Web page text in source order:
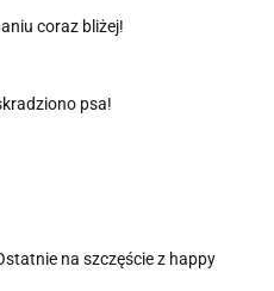
coraz bliżej!
psa!
na szczęście z happy